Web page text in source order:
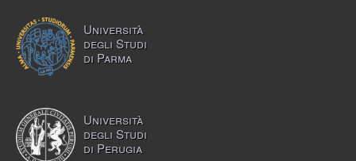
Università
degli Studi
di Parma
Università
degli Studi
di Perugia